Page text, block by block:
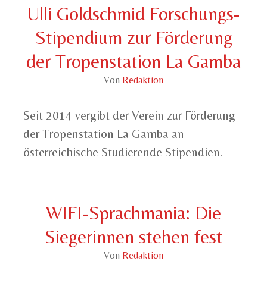
Ulli Goldschmid Forschungs-
Stipendium zur Förderung
der Tropenstation La Gamba
Von Redaktion
Seit 2014 vergibt der Verein zur Förderung
der Tropenstation La Gamba an
österreichische Studierende Stipendien.
WIFI-Sprachmania: Die
Siegerinnen stehen fest
Von Redaktion